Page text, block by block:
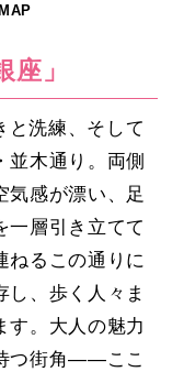
」
と洗練、そして
並木通り。両側
気感が漂い、足
一層引き立てて
ねるこの通りに
し、歩く人々ま
す。大人の魅力
つ街角――ここ